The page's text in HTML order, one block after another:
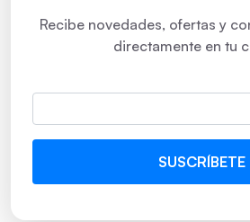
Recibe novedades, ofertas y
directamente en tu